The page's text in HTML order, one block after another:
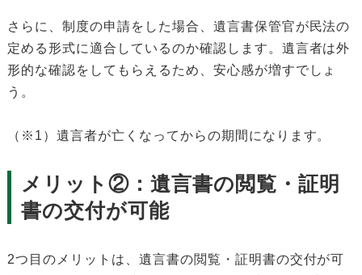
さらに、制度の申請をした場合、遺言書保管官が民法の
定める形式に適合しているのか確認します。遺言者は外
形的な確認をしてもらえるため、安心感が増すでしょ
う。
（※1）遺言者が亡くなってからの期間になります。
メリット②：遺言書の閲覧・証明
書の交付が可能
2つ目のメリットは、遺言書の閲覧・証明書の交付が可